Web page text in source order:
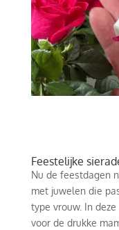
Feestelijke
Nu de feestdagen
met juwelen die
type vrouw. In
voor de drukke